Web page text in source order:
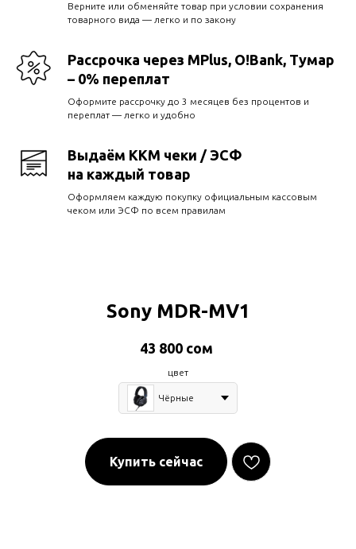
Верните или обменяйте товар при условии сохранения
товарного вида — легко и по закону
Рассрочка через MPlus, O!Bank, Тумар
– 0% переплат
Оформите рассрочку до 3 месяцев без процентов и
переплат — легко и удобно
Выдаём ККМ чеки / ЭСФ
на каждый товар
Оформляем каждую покупку официальным кассовым
чеком или ЭСФ по всем правилам
Sony MDR-MV1
43 800 сом
цвет
Чёрные
Купить сейчас